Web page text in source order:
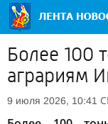
Более 100
аграриям
9 июля 2026, 10:41